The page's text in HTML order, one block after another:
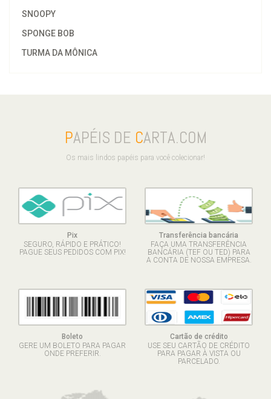
SNOOPY
SPONGE BOB
TURMA DA MÔNICA
PAPÉIS DE CARTA.COM
Os mais lindos papéis para você colecionar!
Pix
SEGURO, RÁPIDO E PRÁTICO!
PAGUE SEUS PEDIDOS COM PIX!
Transferência bancária
FAÇA UMA TRANSFERÊNCIA
BANCÁRIA (TEF OU TED) PARA
A CONTA DE NOSSA EMPRESA.
Boleto
GERE UM BOLETO PARA PAGAR
ONDE PREFERIR.
Cartão de crédito
USE SEU CARTÃO DE CRÉDITO
PARA PAGAR À VISTA OU
PARCELADO.